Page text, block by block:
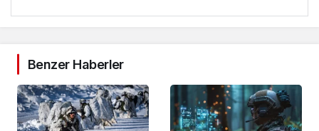
Benzer Haberler